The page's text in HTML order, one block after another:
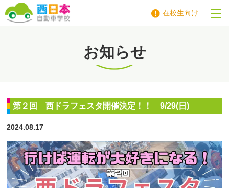
在校生向け
お知らせ
第２回 西ドラフェスタ開催決定！！ 9/29(日)
2024.08.17